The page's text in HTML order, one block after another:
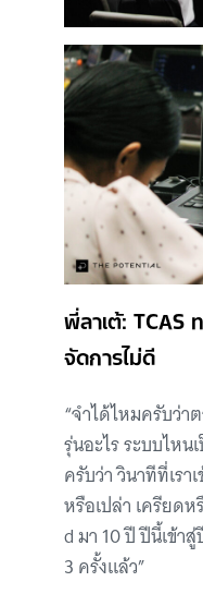
พี่ลาเต้: TCAS
จัดการไม่ดี
“จำได้ไหมครับว่า
รุ่นอะไร ระบบไห
ครับว่า วินาทีที่เร
หรือเปล่า เครียด
d มา 10 ปี ปีนี้เข้า
3 ครั้งแล้ว”